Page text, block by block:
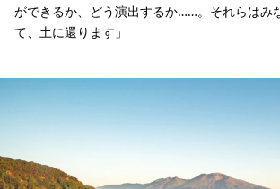
ができるか、どう演出するか……。それらはみ
て、土に還ります」